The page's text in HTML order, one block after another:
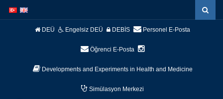
atla
atla
DEÜ Engelsiz DEÜ DEBİS Personel E-Posta
Öğrenci E-Posta
Developments and Experiments in Health and Medicine
Simülasyon Merkezi